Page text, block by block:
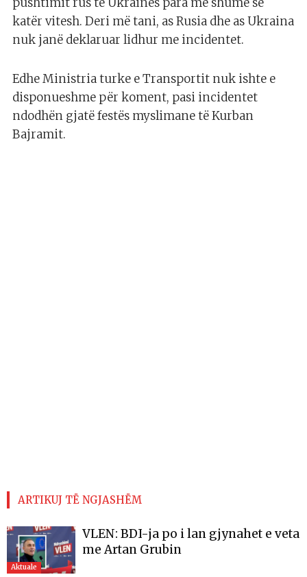
katër vitesh. Deri më tani, as Rusia dhe as Ukraina
nuk janë deklaruar lidhur me incidentet.
Edhe Ministria turke e Transportit nuk ishte e
disponueshme për koment, pasi incidentet
ndodhën gjatë festës myslimane të Kurban
Bajramit.
ARTIKUJ TË NGJASHËM
Aktuale
VLEN: BDI-ja po i lan gjynahet e veta
me Artan Grubin